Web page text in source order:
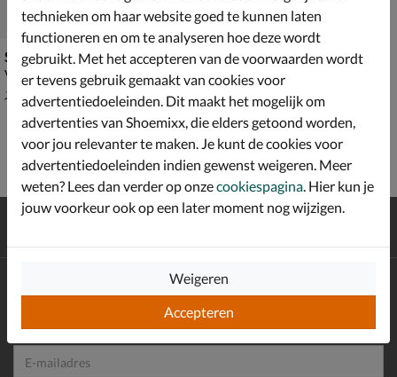
Scotch & Soda Bettie
Veterboots - bruin
van € 159,99 voor € 111,99
159
Gratisverzending en retour*
Schrijf je in voor de Shoemixx nieuwsbrief en ontvang €10,-
technieken om haar website goed te kunnen laten
functioneren en om te analyseren hoe deze wordt
gebruikt. Met het accepteren van de voorwaarden wordt
er tevens gebruik gemaakt van cookies voor
advertentiedoeleinden. Dit maakt het mogelijk om
advertenties van Shoemixx, die elders getoond worden,
voor jou relevanter te maken. Je kunt de cookies voor
advertentiedoeleinden indien gewenst weigeren. Meer
weten? Lees dan verder op onzecookiespagina. Hier kun je
jouw voorkeur ook op een later moment nog wijzigen.
Accepteren
Weigeren